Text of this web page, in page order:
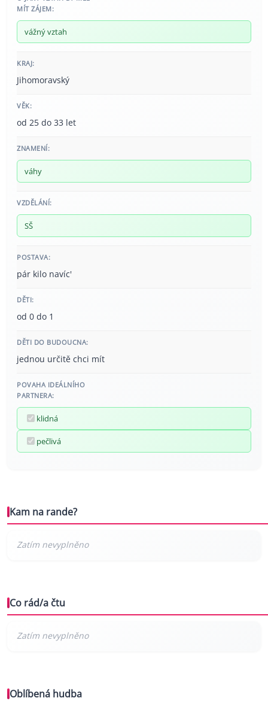
MÍT ZÁJEM:
vážný vztah
KRAJ:
Jihomoravský
VĚK:
od 25 do 33 let
ZNAMENÍ:
váhy
VZDĚLÁNÍ:
SŠ
POSTAVA:
pár kilo navíc'
DĚTI:
od 0 do 1
DĚTI DO BUDOUCNA:
jednou určitě chci mít
POVAHA IDEÁLNÍHO
PARTNERA:
klidná
pečlivá
Kam na rande?
Co rád/a čtu
Oblíbená hudba